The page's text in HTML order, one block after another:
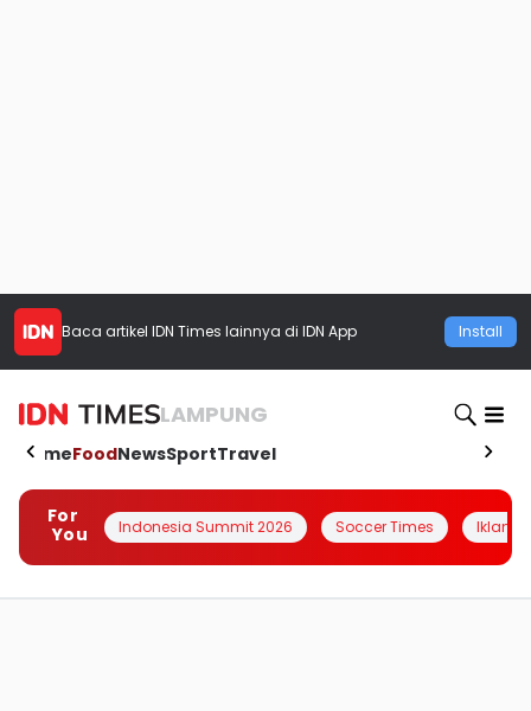
Baca artikel IDN Times lainnya di IDN App Install
LAMPUNG
HomeFoodNewsSportTravel
For
You
Indonesia Summit 2026 Soccer Times Iklanin